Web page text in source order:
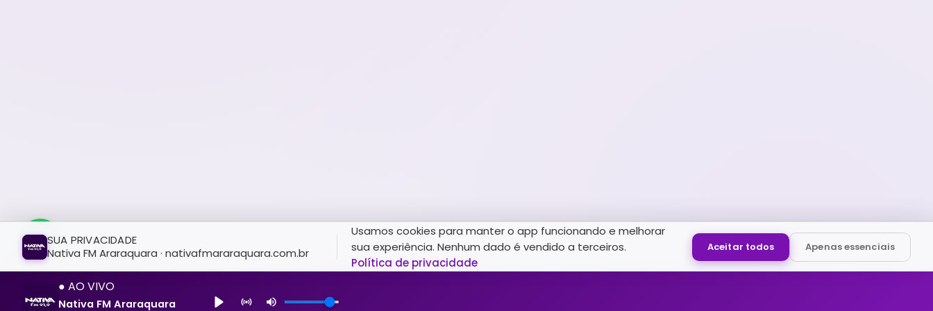
● AO VIVO
Nativa FM Araraquara
SUA PRIVACIDADE
Nativa FM Araraquara · nativafmararaquara.com.br
Usamos cookies para manter o app funcionando e melhorar
sua experiência. Nenhum dado é vendido a terceiros.
Política de privacidade
Aceitar todos Apenas essenciais